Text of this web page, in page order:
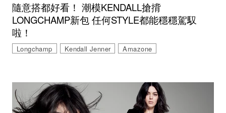
隨意搭都好看！ 潮模KENDALL搶揹
LONGCHAMP新包 任何STYLE都能穩穩駕馭
啦！
Longchamp Kendall Jenner Amazone